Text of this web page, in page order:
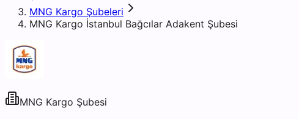
MNG Kargo Şubeleri
MNG Kargo İstanbul Bağcılar Adakent Şubesi
MNG Kargo Şubesi